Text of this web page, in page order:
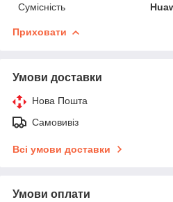
Сумісність
Приховати
Умови доставки
Нова Пошта
Самовивіз
Всі умови доставки
Умови оплати